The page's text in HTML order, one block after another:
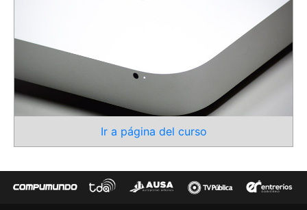
Ir a página del curso